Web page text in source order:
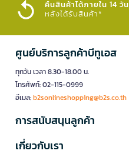
คืนสินค้าได้ภายใน 14 วัน
หลังได้รับสินค้า*
ศูนย์บริการลูกค้าบีทูเอส
ทุกวัน เวลา 8.30-18.00 น.
โทรศัพท์: 02-115-0999
อีเมล:b2sonlineshopping@b2s.co.th
การสนับสนุนลูกค้า
เกี่ยวกับเรา